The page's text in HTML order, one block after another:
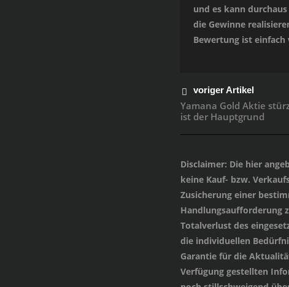
und es kann
die Gewinne
Bewertung ist einfach
voriger Artikel
Yamana Gold Aktie
ist der Hauptgrund
Disclaimer: Die hier
keine Kauf- bzw.
Zusicherung einer
Handlungsaufforderung
Totalverlust des
die individuellen
Garantie für die
Verfügung gestellten